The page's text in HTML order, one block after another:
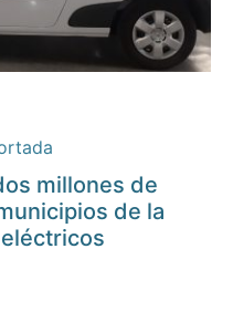
millones de
de la